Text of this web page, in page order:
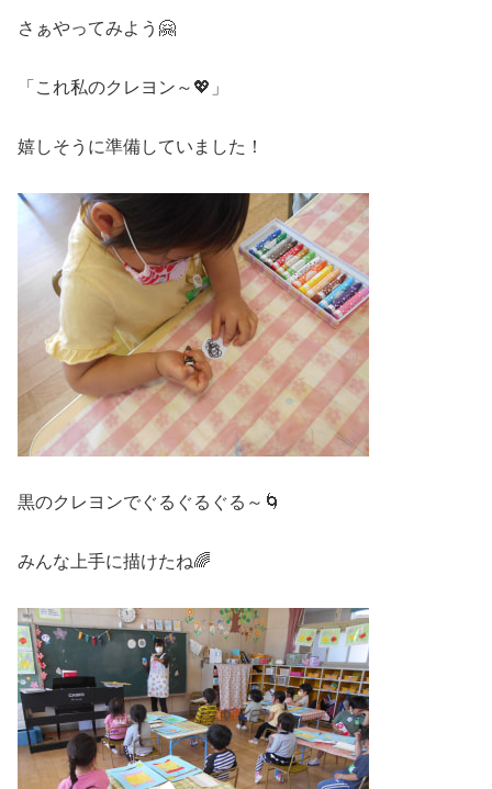
さぁやってみよう🤗
「これ私のクレヨン～💖」
嬉しそうに準備していました！
黒のクレヨンでぐるぐるぐる～🌀
みんな上手に描けたね🌈